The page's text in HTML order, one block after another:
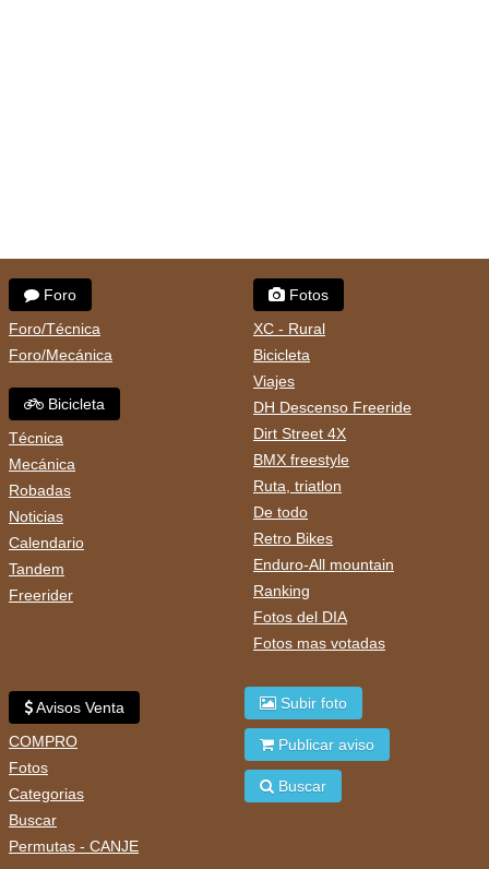
Foro
Foro/Técnica
Foro/Mecánica
Bicicleta
Técnica
Mecánica
Robadas
Noticias
Calendario
Tandem
Freerider
Fotos
XC - Rural
Bicicleta
Viajes
DH Descenso Freeride
Dirt Street 4X
BMX freestyle
Ruta, triatlon
De todo
Retro Bikes
Enduro-All mountain
Ranking
Fotos del DIA
Fotos mas votadas
Avisos Venta
COMPRO
Fotos
Categorias
Buscar
Permutas - CANJE
Subir foto
Publicar aviso
Buscar